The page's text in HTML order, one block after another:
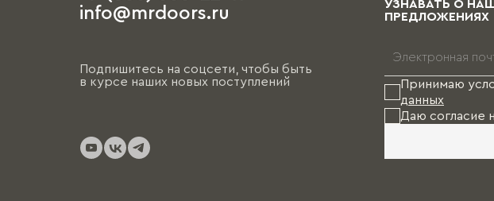
info@mrdoors.ru
Подпишитесь на соцсети, чтобы быть
в курсе наших новых поступлений
УЗНАВАТЬ О
ПРЕДЛОЖЕНИЯХ
Принимаю
данных
Даю согласие